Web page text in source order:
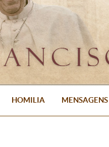
HOMILIA MENSAGENS